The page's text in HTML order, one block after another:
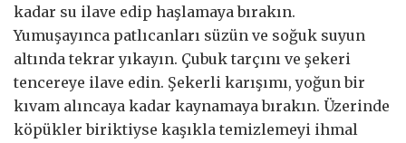
kadar su ilave edip haşlamaya bırakın.
Yumuşayınca patlıcanları süzün ve soğuk suyun
altında tekrar yıkayın. Çubuk tarçını ve şekeri
tencereye ilave edin. Şekerli karışımı, yoğun bir
kıvam alıncaya kadar kaynamaya bırakın. Üzerinde
köpükler biriktiyse kaşıkla temizlemeyi ihmal